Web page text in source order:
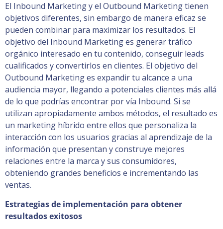
El Inbound Marketing y el Outbound Marketing tienen
objetivos diferentes, sin embargo de manera eficaz se
pueden combinar para maximizar los resultados. El
objetivo del Inbound Marketing es generar tráfico
orgánico interesado en tu contenido, conseguir leads
cualificados y convertirlos en clientes. El objetivo del
Outbound Marketing es expandir tu alcance a una
audiencia mayor, llegando a potenciales clientes más allá
de lo que podrías encontrar por vía Inbound. Si se
utilizan apropiadamente ambos métodos, el resultado es
un marketing híbrido entre ellos que personaliza la
interacción con los usuarios gracias al aprendizaje de la
información que presentan y construye mejores
relaciones entre la marca y sus consumidores,
obteniendo grandes beneficios e incrementando las
ventas.
Estrategias de implementación para obtener
resultados exitosos